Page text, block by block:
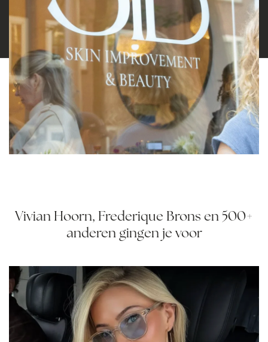
Vivian Hoorn, Frederique Brons en 500+
anderen gingen je voor